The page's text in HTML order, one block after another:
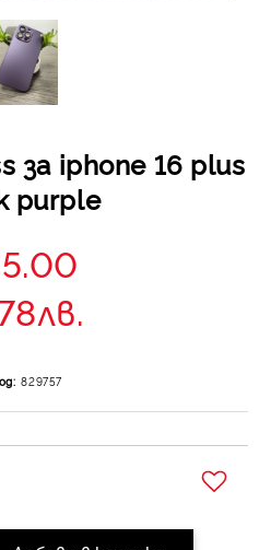
за iphone 16 plus
purple
829757